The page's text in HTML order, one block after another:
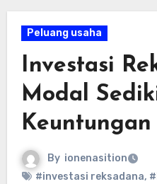
Peluang usaha
Investasi
Modal
By ionenasition
#investasi reksadana,